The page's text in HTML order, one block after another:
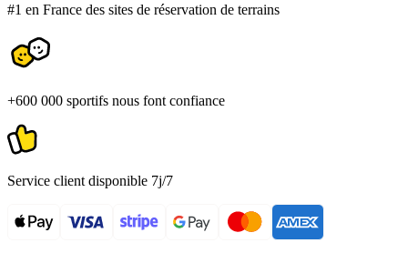
#1 en France des sites de réservation de terrains
+600 000 sportifs nous font confiance
Service client disponible 7j/7